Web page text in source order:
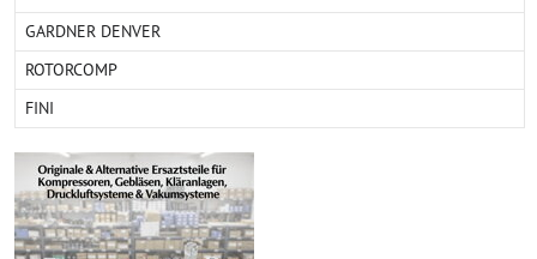
GARDNER DENVER
ROTORCOMP
FINI